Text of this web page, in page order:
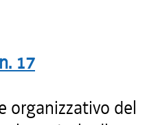
17
organizzativo del